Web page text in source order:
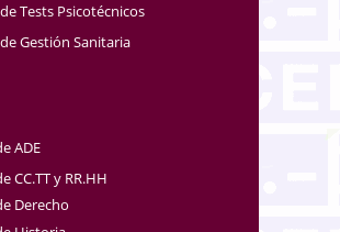
Tests Psicotécnicos
Gestión Sanitaria
ADE
CC.TT y RR.HH
Derecho